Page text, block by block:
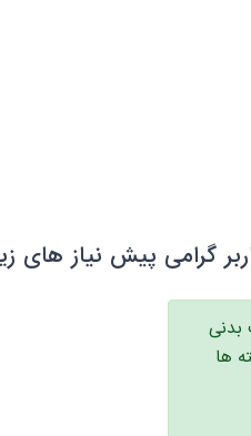
گرامی پیش نیاز های
بدنی
ها